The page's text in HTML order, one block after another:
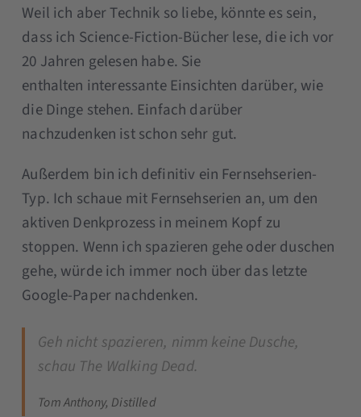
Weil ich aber Technik so liebe, könnte es sein,
dass ich Science-Fiction-Bücher lese, die ich vor
20 Jahren gelesen habe. Sie
enthalten interessante Einsichten darüber, wie
die Dinge stehen. Einfach darüber
nachzudenken ist schon sehr gut.
Außerdem bin ich definitiv ein Fernsehserien-
Typ. Ich schaue mit Fernsehserien an, um den
aktiven Denkprozess in meinem Kopf zu
stoppen. Wenn ich spazieren gehe oder duschen
gehe, würde ich immer noch über das letzte
Google-Paper nachdenken.
Geh nicht spazieren, nimm keine Dusche,
schau The Walking Dead.
Tom Anthony, Distilled